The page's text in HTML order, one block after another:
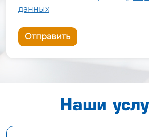
данных
Отправить
Наши